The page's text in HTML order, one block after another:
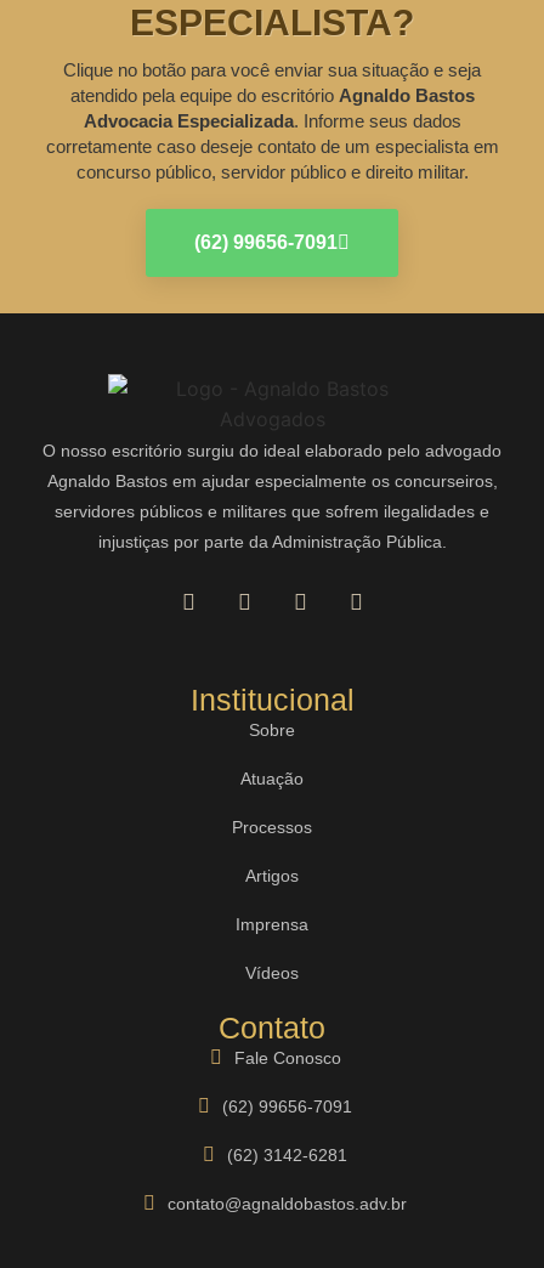
ESPECIALISTA?
Clique no botão para você enviar sua situação e seja
atendido pela equipe do escritório Agnaldo Bastos
Advocacia Especializada. Informe seus dados
corretamente caso deseje contato de um especialista em
concurso público, servidor público e direito militar.
(62) 99656-7091
O nosso escritório surgiu do ideal elaborado pelo advogado
Agnaldo Bastos em ajudar especialmente os concurseiros,
servidores públicos e militares que sofrem ilegalidades e
injustiças por parte da Administração Pública.
Institucional
Sobre
Atuação
Processos
Artigos
Imprensa
Vídeos
Contato
Fale Conosco
(62) 99656-7091
(62) 3142-6281
contato@agnaldobastos.adv.br